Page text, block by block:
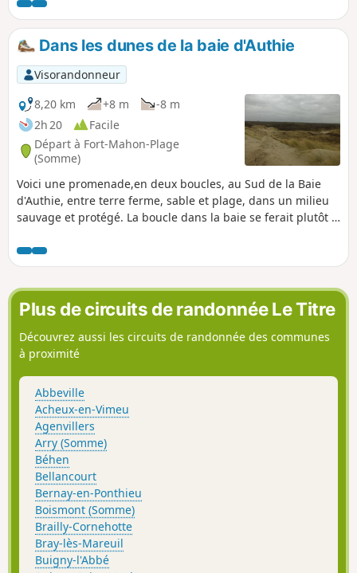
Dans les dunes de la baie d'Authie
Visorandonneur
8,20 km
+8 m
-8 m
2h 20
Facile
Départ à Fort-Mahon-Plage
(Somme)
Voici une promenade,en deux boucles, au Sud de la Baie
d'Authie, entre terre ferme, sable et plage, dans un milieu
sauvage et protégé. La boucle dans la baie se ferait plutôt à
mouillé ! Application Visorando utile pour suivre la première
boucle.
Plus de circuits de randonnée Le Titre
Découvrez aussi les circuits de randonnée des communes
à proximité
Abbeville
Acheux-en-Vimeu
Agenvillers
Arry (Somme)
Béhen
Bellancourt
Bernay-en-Ponthieu
Boismont (Somme)
Brailly-Cornehotte
Bray-lès-Mareuil
Buigny-l'Abbé